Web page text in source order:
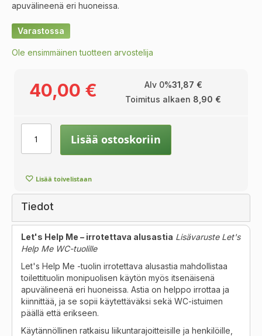
apuvälineenä eri huoneissa.
Varastossa
Ole ensimmäinen tuotteen arvostelija
40,00 € Alv 0%31,87 €
Toimitus alkaen 8,90 €
Lisää ostoskoriin
Lisää toivelistaan
Tiedot
Let's Help Me – irrotettava alusastia Lisävaruste Let's
Help Me WC-tuolille
Let's Help Me -tuolin irrotettava alusastia mahdollistaa
toilettituolin monipuolisen käytön myös itsenäisenä
apuvälineenä eri huoneissa. Astia on helppo irrottaa ja
kiinnittää, ja se sopii käytettäväksi sekä WC-istuimen
päällä että erikseen.
Käytännöllinen ratkaisu liikuntarajoitteisille ja henkilöille,